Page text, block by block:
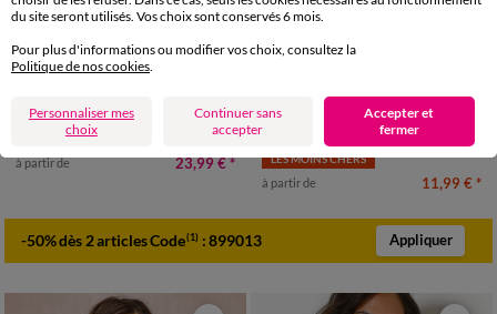
50 52
T-shirt manches courtes dentelle
à partir de 23,99 €*
38/40 42/44 46/48
52 54 56
LES MOINS CHERS
à partir de 11,99 € *
-50% dès 2 articles Code(1) :899013 Appliquer
du site seront utilisés. Vos choix sont conservés 6 mois.
Pour plus d'informations ou modifier vos choix, consultez la
Politique de nos cookies
Personnaliser mes
choix
Continuer sans
accepter
Accepter et
fermer